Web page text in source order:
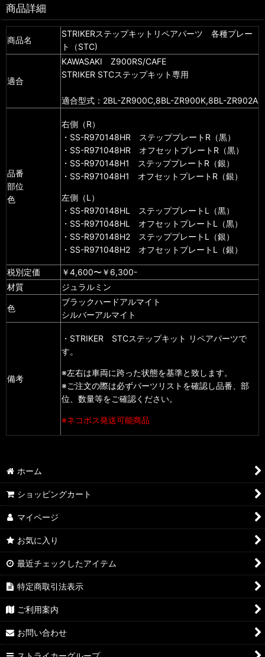
商品詳細
商品名
STRIKERステップキットリペアパーツ 各種プレー
ト（STC)
適合
KAWASAKI Z900RS/CAFE
STRIKER STCステップキット専用
適合型式：2BL-ZR900C,8BL-ZR900K,8BL-ZR902A
品番
部位
色
右側（R）
・SS-R970148HR ステッププレートR（黒）
・SS-R971048HR オフセットプレートR（黒）
・SS-R970148H1 ステッププレートR（銀）
・SS-R971048H1 オフセットプレートR（銀）
左側（L）
・SS-R970148HL ステッププレートL（黒）
・SS-R971048HL オフセットプレートL（黒）
・SS-R970148H2 ステッププレートL（銀）
・SS-R971048H2 オフセットプレートL（銀）
税別定価
￥4,600〜￥6,300-
材質
ジュラルミン
色
ブラックハードアルマイト
シルバーアルマイト
備考
・STRIKER STCステップキット リペアパーツで
す。
※左右は車両に跨った状態を基準と致します。
※ご注文の際は必ずパーツリストを確認し品番、部
位、数量等をご確認ください。
※ネコポス発送可能商品
ホーム
ショッピングカート
マイページ
お気に入り
最近チェックしたアイテム
特定商取引法表示
ご利用案内
お問い合わせ